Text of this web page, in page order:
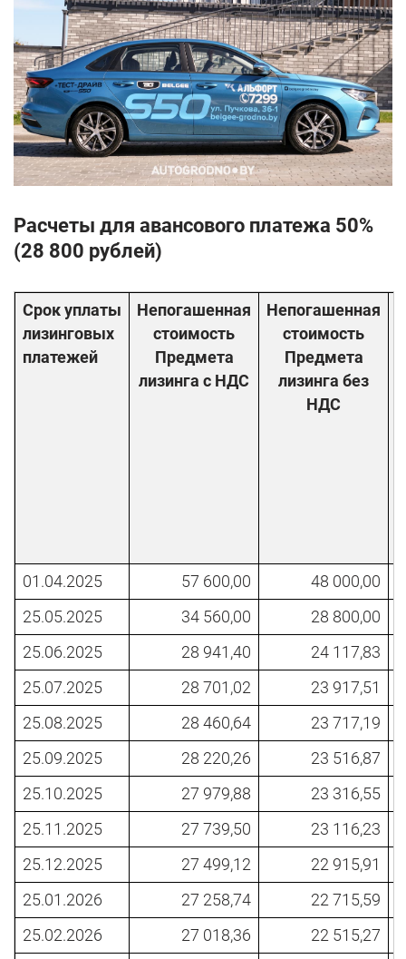
Расчеты для авансового платежа 50%
(28 800 рублей)
Срок уплаты
лизинговых
платежей
Непогашенная
стоимость
Предмета
лизинга с НДС
Непогашенная
стоимость
Предмета
лизинга без
НДС
01.04.2025 57 600,00
48 000,00
25.05.2025
34 560,00
28 800,00
25.06.2025
28 941,40
24 117,83
25.07.2025
28 701,02
23 917,51
25.08.2025
28 460,64
23 717,19
25.09.2025
28 220,26
23 516,87
25.10.2025
27 979,88
23 316,55
25.11.2025
27 739,50
23 116,23
25.12.2025
27 499,12
22 915,91
25.01.2026
27 258,74
22 715,59
25.02.2026
27 018,36
22 515,27